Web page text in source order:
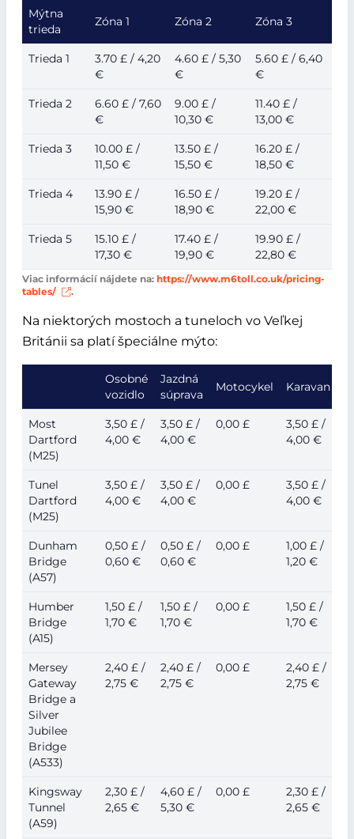
Viac informácií nájdete na: https://www.m6toll.co.uk/pricing-
tables/
.
Mýtna
trieda
Zóna 1 Zóna 2 Zóna 3
Trieda 1
3.70 £ / 4,20
€
4.60 £ / 5,30
€
5.60 £ / 6,40
€
Trieda 2
6.60 £ / 7,60
€
9.00 £ /
10,30 €
11.40 £ /
13,00 €
Trieda 3
10.00 £ /
11,50 €
13.50 £ /
15,50 €
16.20 £ /
18,50 €
Trieda 4
13.90 £ /
15,90 €
16.50 £ /
18,90 €
19.20 £ /
22,00 €
Trieda 5
15.10 £ /
17,30 €
17.40 £ /
19,90 €
19.90 £ /
22,80 €
Na niektorých mostoch a tuneloch vo Veľkej
Británii sa platí špeciálne mýto:
Osobné
vozidlo
Jazdná
súprava
Motocykel Karavan
Most
Dartford
(M25)
3,50 £ /
4,00 €
3,50 £ /
4,00 €
0,00 £
3,50 £ /
4,00 €
Tunel
Dartford
(M25)
3,50 £ /
4,00 €
3,50 £ /
4,00 €
0,00 £
3,50 £ /
4,00 €
Dunham
Bridge
(A57)
0,50 £ /
0,60 €
0,50 £ /
0,60 €
0,00 £
1,00 £ /
1,20 €
Humber
Bridge
(A15)
1,50 £ /
1,70 €
1,50 £ /
1,70 €
0,00 £
1,50 £ /
1,70 €
Mersey
Gateway
Bridge a
Silver
Jubilee
Bridge
(A533)
2,40 £ /
2,75 €
2,40 £ /
2,75 €
0,00 £
2,40 £ /
2,75 €
Kingsway
Tunnel
(A59)
2,30 £ /
2,65 €
4,60 £ /
5,30 €
0,00 £
2,30 £ /
2,65 €